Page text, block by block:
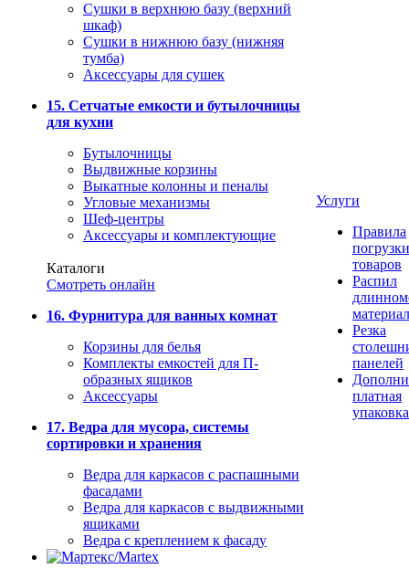
Сушки в верхнюю базу (верхний
шкаф)
Сушки в нижнюю базу (нижняя
тумба)
Аксессуары для сушек
15. Сетчатые емкости и бутылочницы
для кухни
Бутылочницы
Выдвижные корзины
Выкатные колонны и пеналы
Угловые механизмы
Шеф-центры
Аксессуары и комплектующие
Каталоги
Смотреть онлайн
16. Фурнитура для ванных комнат
Корзины для белья
Комплекты емкостей для П-
образных ящиков
Аксессуары
17. Ведра для мусора, системы
сортировки и хранения
Ведра для каркасов с распашными
фасадами
Ведра для каркасов с выдвижными
ящиками
Ведра с креплением к фасаду
Услуги
Правила
погрузки
товаров
Распил
Резка
панелей
платная
упаковка